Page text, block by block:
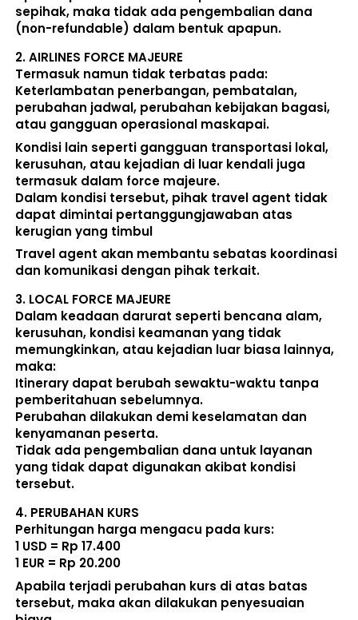
sepihak, maka tidak ada pengembalian dana
(non-refundable) dalam bentuk apapun.
2. AIRLINES FORCE MAJEURE
Termasuk namun tidak terbatas pada:
Keterlambatan penerbangan, pembatalan,
perubahan jadwal, perubahan kebijakan bagasi,
atau gangguan operasional maskapai.
Kondisi lain seperti gangguan transportasi lokal,
kerusuhan, atau kejadian di luar kendali juga
termasuk dalam force majeure.
Dalam kondisi tersebut, pihak travel agent tidak
dapat dimintai pertanggungjawaban atas
kerugian yang timbul
Travel agent akan membantu sebatas koordinasi
dan komunikasi dengan pihak terkait.
3. LOCAL FORCE MAJEURE
Dalam keadaan darurat seperti bencana alam,
kerusuhan, kondisi keamanan yang tidak
memungkinkan, atau kejadian luar biasa lainnya,
maka:
Itinerary dapat berubah sewaktu-waktu tanpa
pemberitahuan sebelumnya.
Perubahan dilakukan demi keselamatan dan
kenyamanan peserta.
Tidak ada pengembalian dana untuk layanan
yang tidak dapat digunakan akibat kondisi
tersebut.
4. PERUBAHAN KURS
Perhitungan harga mengacu pada kurs:
1 USD = Rp 17.400
1 EUR = Rp 20.200
Apabila terjadi perubahan kurs di atas batas
tersebut, maka akan dilakukan penyesuaian